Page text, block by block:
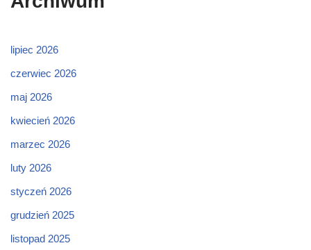
lipiec 2026
czerwiec 2026
maj 2026
kwiecień 2026
marzec 2026
luty 2026
styczeń 2026
grudzień 2025
listopad 2025